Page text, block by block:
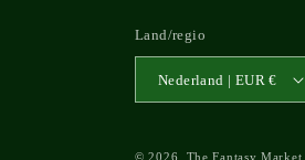
Land/regio
Nederland | EUR €
© 2026, The Fantasy Market